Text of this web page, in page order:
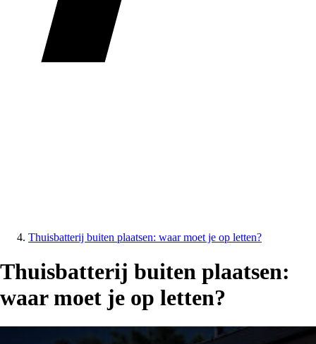
Thuisbatterij buiten plaatsen: waar moet je op letten?
Thuisbatterij buiten plaatsen:
waar moet je op letten?